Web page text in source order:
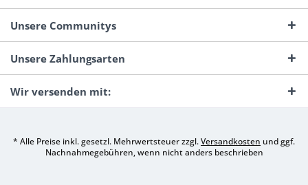
Unsere Communitys
Unsere Zahlungsarten
Wir versenden mit:
* Alle Preise inkl. gesetzl. Mehrwertsteuer zzgl.Versandkosten und ggf.
Nachnahmegebühren, wenn nicht anders beschrieben